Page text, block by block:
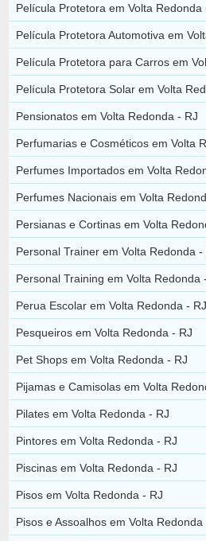
Película Protetora em Volta Redonda
Película Protetora Automotiva em
Película Protetora para Carros em
Película Protetora Solar em Volta
Pensionatos em Volta Redonda - RJ
Perfumarias e Cosméticos em Volta
Perfumes Importados em Volta
Perfumes Nacionais em Volta
Persianas e Cortinas em Volta
Personal Trainer em Volta Redonda -
Personal Training em Volta Redonda
Perua Escolar em Volta Redonda - RJ
Pesqueiros em Volta Redonda - RJ
Pet Shops em Volta Redonda - RJ
Pijamas e Camisolas em Volta
Pilates em Volta Redonda - RJ
Pintores em Volta Redonda - RJ
Piscinas em Volta Redonda - RJ
Pisos em Volta Redonda - RJ
Pisos e Assoalhos em Volta Redonda